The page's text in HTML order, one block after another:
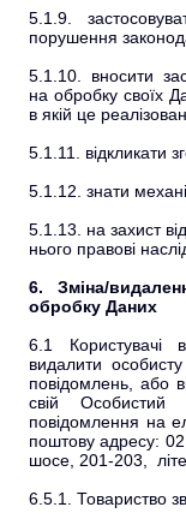
5.1.9.
порушення
5.1.10. вносити
на обробку своїх
в якій це
5.1.11. відкликати
5.1.12. знати
5.1.13. на захист
нього правові
6. Зміна/
обробку Даних
6.1 Користувачі
видалити
повідомлень, або
свій Особистий
повідомлення на
поштову адресу:
шосе, 201-203,
6.5.1. Товариство